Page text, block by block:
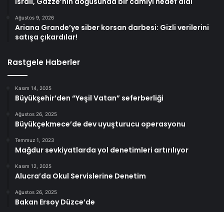
Ağustos 9, 2026
Ariana Grande’ye siber korsan darbesi: Gizli verilerini
satışa çıkardılar!
Rastgele Haberler
Kasım 14, 2025
Büyükşehir’den “Yeşil Vatan” seferberliği
Ağustos 26, 2025
Büyükçekmece’de dev uyuşturucu operasyonu
Temmuz 1, 2023
Mağdur sevkiyatlarda yol denetimleri artırılıyor
Kasım 12, 2025
Alucra’da Okul Servislerine Denetim
Ağustos 26, 2025
Bakan Ersoy Düzce’de